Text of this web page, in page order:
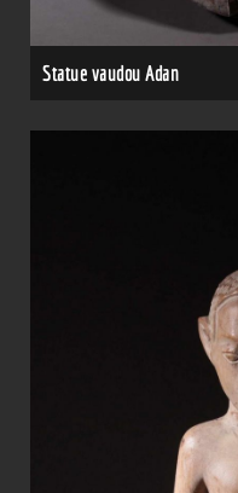
Statue vaudou Adan